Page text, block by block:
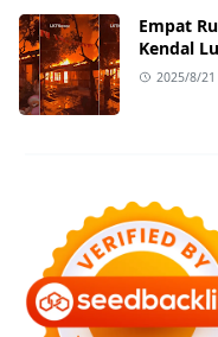
Empat
Kendal
2025/8/21